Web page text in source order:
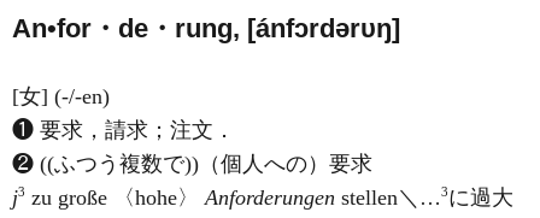
An•for・de・rung, [ánfɔrdərυŋ]
[女] (-/-en)
❶ 要求，請求；注文．
❷ ((ふつう複数で))（個人への）要求
j3 zu große 〈hohe〉Anforderungen stellen＼…3に過大